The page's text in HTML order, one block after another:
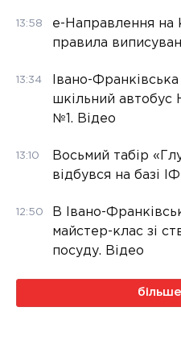
13:58
е-Направлення на
правила
13:34
Івано-
шкільний автобус
№1. Відео
13:10
Восьмий табір
відбувся на базі
12:50
В Івано-
майстер-клас зі
посуду. Відео